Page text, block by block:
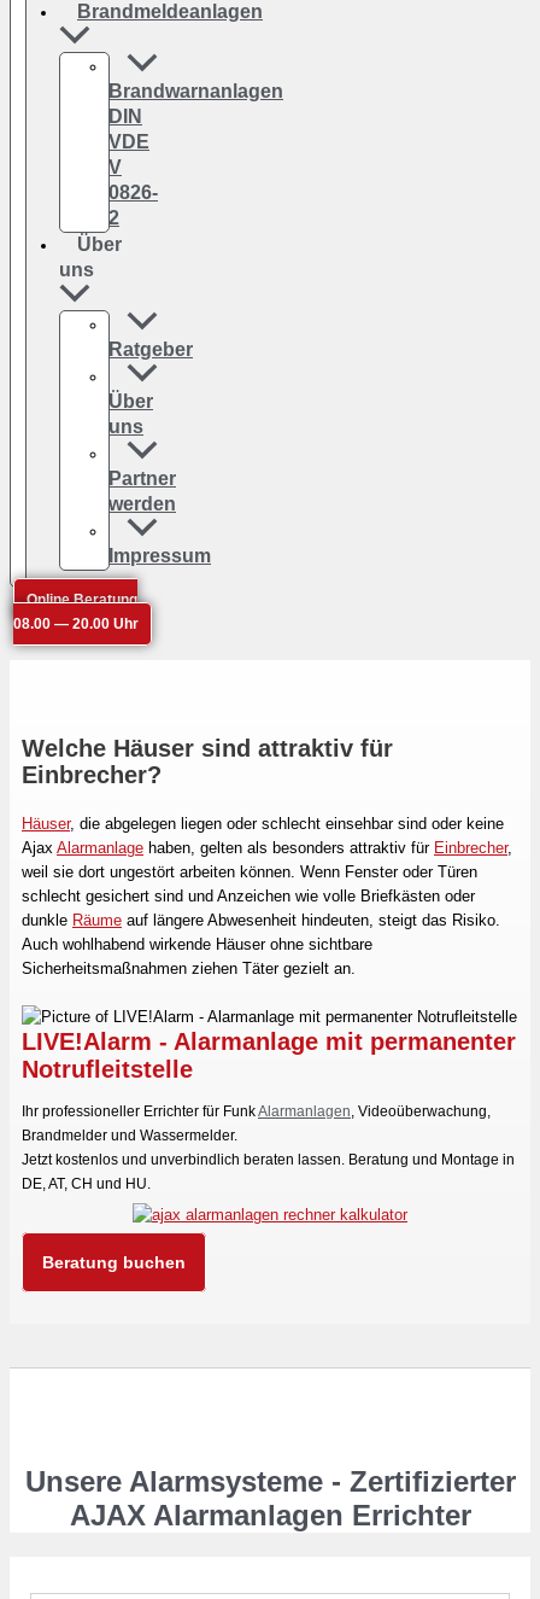
Brandmeldeanlagen
Brandwarnanlagen
DIN
VDE
V
0826-
2
Über
uns
Ratgeber
Über
uns
Partner
werden
Impressum
Online Beratung
08.00 — 20.00 Uhr
Welche Häuser sind attraktiv für
Einbrecher?
Häuser, die abgelegen liegen oder schlecht einsehbar sind oder keine
Ajax Alarmanlage haben, gelten als besonders attraktiv für Einbrecher,
weil sie dort ungestört arbeiten können. Wenn Fenster oder Türen
schlecht gesichert sind und Anzeichen wie volle Briefkästen oder
dunkle Räume auf längere Abwesenheit hindeuten, steigt das Risiko.
Auch wohlhabend wirkende Häuser ohne sichtbare
Sicherheitsmaßnahmen ziehen Täter gezielt an.
LIVE!Alarm - Alarmanlage mit permanenter
Notrufleitstelle
Ihr professioneller Errichter für FunkAlarmanlagen , Videoüberwachung,
Brandmelder und Wassermelder.
Jetzt kostenlos und unverbindlich beraten lassen. Beratung und Montage in
DE, AT, CH und HU.
Beratung buchen
Unsere Alarmsysteme - Zertifizierter
AJAX Alarmanlagen Errichter